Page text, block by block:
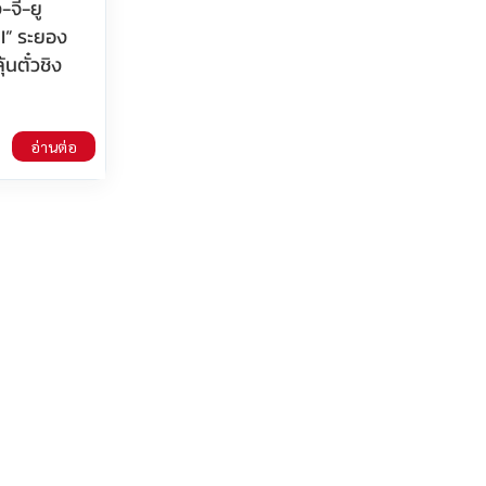
-จี-ยู
ระยอง
นตั๋วชิง
อ่านต่อ